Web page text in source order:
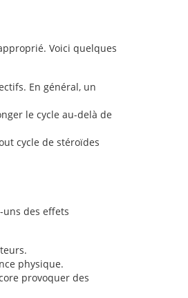
Voici quelques
En général, un
le cycle au-delà de
cycle de stéroïdes
des effets
physique.
provoquer des